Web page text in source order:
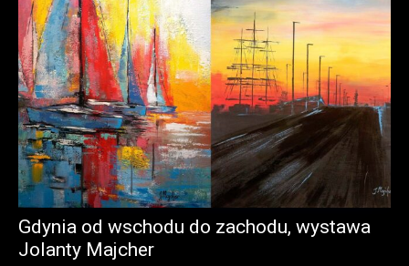
Gdynia od wschodu do zachodu, wystawa
Jolanty Majcher